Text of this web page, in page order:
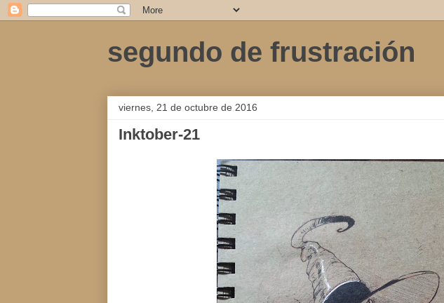
segundo de frustración
viernes, 21 de octubre de 2016
Inktober-21